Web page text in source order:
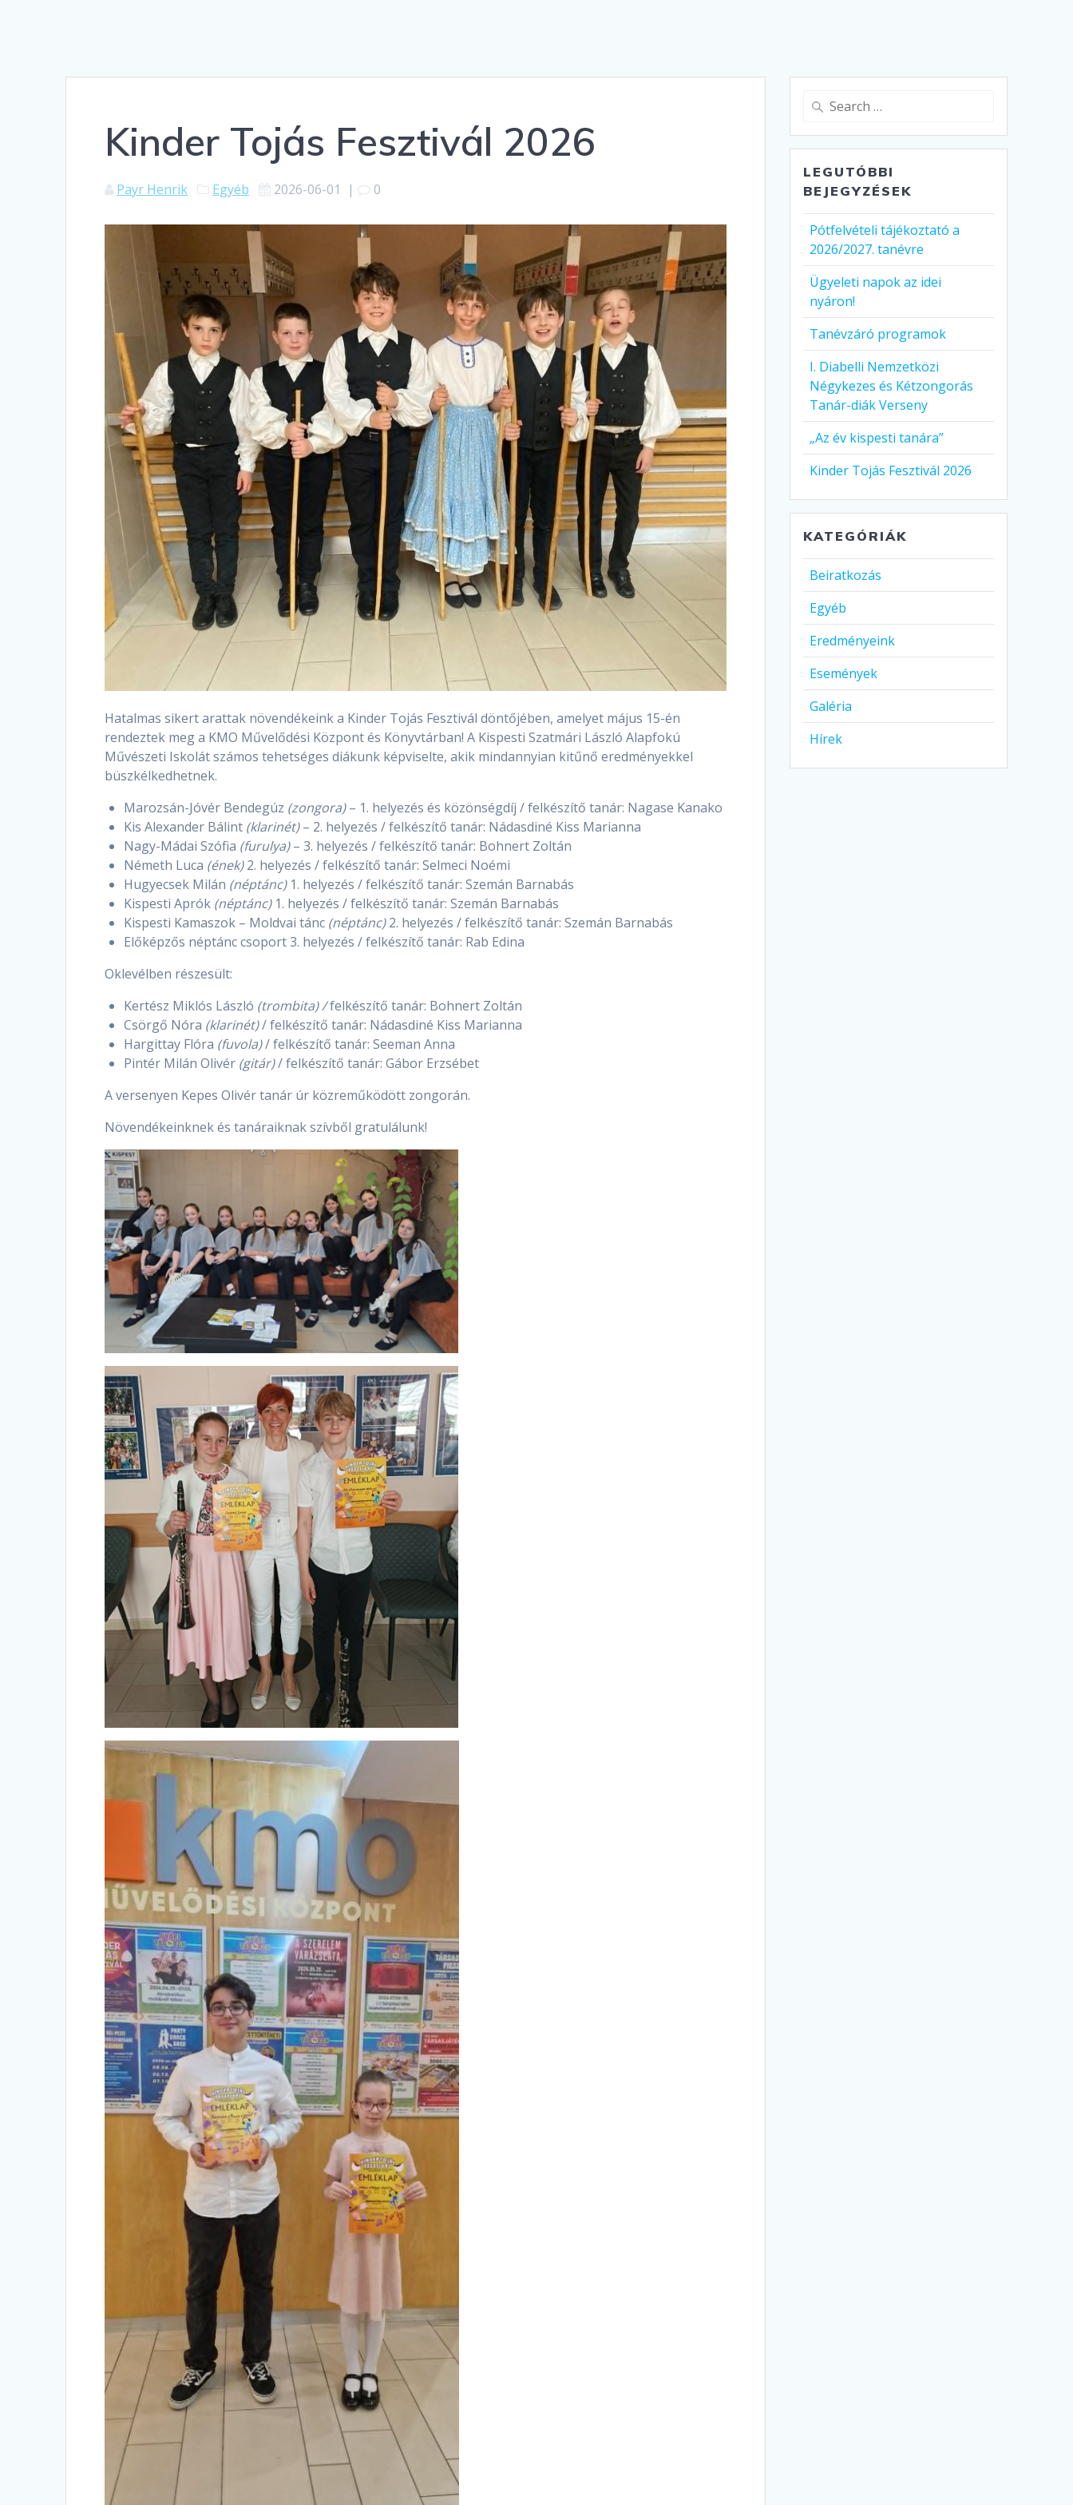
Kinder Tojás Fesztivál 2026
Payr Henrik Egyéb 2026-06-01 | 0
Hatalmas sikert arattak növendékeink a Kinder Tojás Fesztivál döntőjében, amelyet május 15-én
rendeztek meg a KMO Művelődési Központ és Könyvtárban! A Kispesti Szatmári László Alapfokú
Művészeti Iskolát számos tehetséges diákunk képviselte, akik mindannyian kitűnő eredményekkel
büszkélkedhetnek.
Marozsán-Jóvér Bendegúz (zongora)– 1. helyezés és közönségdíj / felkészítő tanár: Nagase Kanako
Kis Alexander Bálint (klarinét)– 2. helyezés / felkészítő tanár: Nádasdiné Kiss Marianna
Nagy-Mádai Szófia (furulya)– 3. helyezés / felkészítő tanár: Bohnert Zoltán
Németh Luca (ének)2. helyezés / felkészítő tanár: Selmeci Noémi
Hugyecsek Milán (néptánc)1. helyezés / felkészítő tanár: Szemán Barnabás
Kispesti Aprók (néptánc)1. helyezés / felkészítő tanár: Szemán Barnabás
Kispesti Kamaszok – Moldvai tánc (néptánc)2. helyezés / felkészítő tanár: Szemán Barnabás
Előképzős néptánc csoport 3. helyezés / felkészítő tanár: Rab Edina
Oklevélben részesült:
Kertész Miklós László (trombita) /felkészítő tanár: Bohnert Zoltán
Csörgő Nóra (klarinét)/ felkészítő tanár: Nádasdiné Kiss Marianna
Hargittay Flóra (fuvola)/ felkészítő tanár: Seeman Anna
Pintér Milán Olivér (gitár)/ felkészítő tanár: Gábor Erzsébet
A versenyen Kepes Olivér tanár úr közreműködött zongorán.
Növendékeinknek és tanáraiknak szívből gratulálunk!
Search
LEGUTÓBBI
BEJEGYZÉSEK
Pótfelvételi tájékoztató a
2026/2027. tanévre
Ügyeleti napok az idei
nyáron!
Tanévzáró programok
I. Diabelli Nemzetközi
Négykezes és Kétzongorás
Tanár-diák Verseny
„Az év kispesti tanára”
Kinder Tojás Fesztivál 2026
KATEGÓRIÁK
Beiratkozás
Egyéb
Eredményeink
Események
Galéria
Hírek